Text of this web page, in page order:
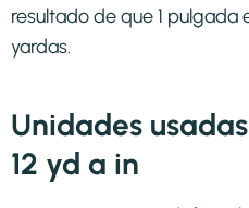
resultado de que 1 pulgada
yardas.
Unidades
12 yd a in